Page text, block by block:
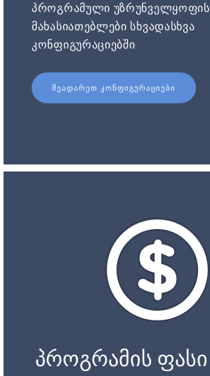
პროგრამული უზრუნველყოფის
მახასიათებლები სხვადასხვა
კონფიგურაციებში.
ᲨᲔᲐᲓᲐᲠᲔᲗ ᲙᲝᲜᲤᲘᲒᲣᲠᲐᲪᲘᲔᲑᲘ
პროგრამის ფასი